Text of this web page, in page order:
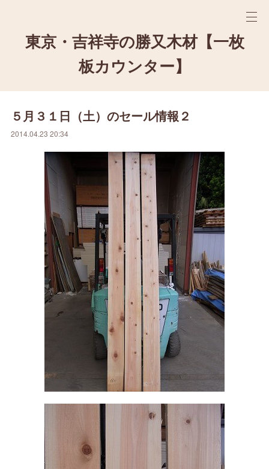
東京・吉祥寺の勝又木材【一枚
板カウンター】
５月３１日（土）のセール情報２
2014.04.23 20:34